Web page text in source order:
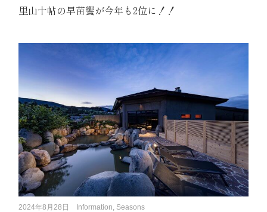
里山十帖の早苗饗が今年も2位に！！
2024年8月28日 Information, Seasons